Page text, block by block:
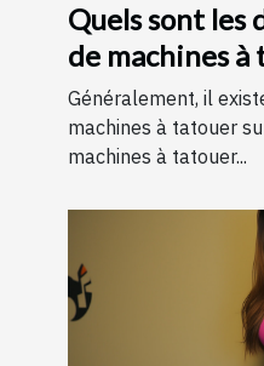
Quels sont
de machines à
Généralement, il
machines à tatouer
machines à tatouer...